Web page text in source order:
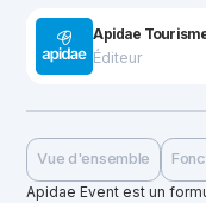
Apidae
Éditeur
Vue d'ensemble
Apidae Event est un